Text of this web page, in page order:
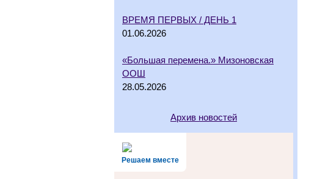
ВРЕМЯ ПЕРВЫХ / ДЕНЬ 1
01.06.2026
«Большая перемена.» Мизоновская
ООШ
28.05.2026
Архив новостей
Решаем вместе